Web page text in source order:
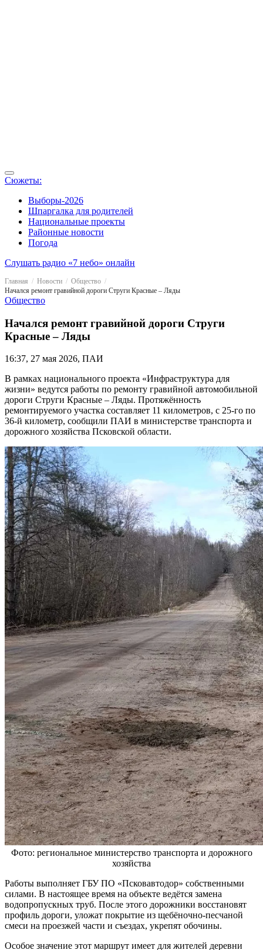
Сюжеты:
Выборы-2026
Шпаргалка для родителей
Национальные проекты
Районные новости
Погода
Слушать радио «7 небо» онлайн
Главная Новости
Общество
Начался ремонт гравийной дороги Струги Красные – Ляды
Общество
Начался ремонт гравийной дороги Струги
Красные – Ляды
16:37, 27 мая 2026, ПАИ
В рамках национального проекта «Инфраструктура для
жизни» ведутся работы по ремонту гравийной автомобильной
дороги Струги Красные – Ляды. Протяжённость
ремонтируемого участка составляет 11 километров, с 25-го по
36-й километр, сообщили ПАИ в министерстве транспорта и
дорожного хозяйства Псковской области.
Фото: региональное министерство транспорта и дорожного
хозяйства
Работы выполняет ГБУ ПО «Псковавтодор» собственными
силами. В настоящее время на объекте ведётся замена
водопропускных труб. После этого дорожники восстановят
профиль дороги, уложат покрытие из щебёночно-песчаной
смеси на проезжей части и съездах, укрепят обочины.
Особое значение этот маршрут имеет для жителей деревни